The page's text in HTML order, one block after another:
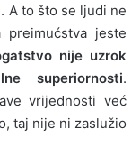
A to što se ljudi ne
jeste
nije uzrok
superiornosti.
vrijednosti već
taj nije ni zaslužio